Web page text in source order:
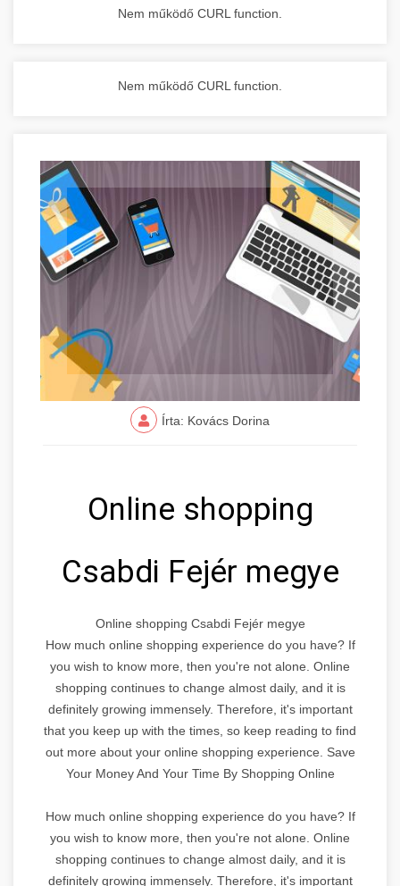
Nem működő CURL function.
Nem működő CURL function.
Írta: Kovács Dorina
Online shopping
Csabdi Fejér megye
Online shopping Csabdi Fejér megye
How much online shopping experience do you have? If
you wish to know more, then you're not alone. Online
shopping continues to change almost daily, and it is
definitely growing immensely. Therefore, it's important
that you keep up with the times, so keep reading to find
out more about your online shopping experience. Save
Your Money And Your Time By Shopping Online
How much online shopping experience do you have? If
you wish to know more, then you're not alone. Online
shopping continues to change almost daily, and it is
definitely growing immensely. Therefore, it's important